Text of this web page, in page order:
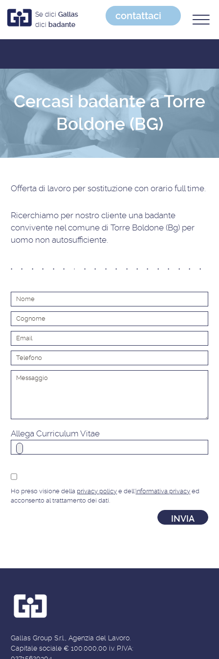
Se dici Gallas
dici badante
contattaci
Cercasi badante a Torre
Boldone (BG)
Offerta di lavoro per sostituzione con orario full time
Ricerchiamo per nostro cliente una badante
convivente nel comune di Torre Boldone (Bg) per
uomo non autosufficiente.
Allega Curriculum Vitae
Ho preso visione della privacy policy e dell'informativa privacy ed
acconsento al trattamento dei dati.
Gallas Group S.r.l., Agenzia del Lavoro.
Capitale sociale € 100.000,00 i.v. P.IVA: